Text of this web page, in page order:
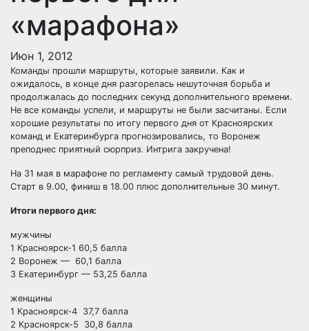
«марафона»
Июн 1, 2012
Команды прошли маршруты, которые заявили. Как и
ожидалось, в конце дня разгорелась нешуточная борьба и
продолжалась до последних секунд дополнительного времени.
Не все команды успели, и маршруты не были засчитаны. Если
хорошие результаты по итогу первого дня от Красноярских
команд и Екатеринбурга прогнозировались, то Воронеж
преподнес приятный сюрприз. Интрига закручена!
На 31 мая в марафоне по регламенту самый трудовой день.
Старт в 9.00, финиш в 18.00 плюс дополнительные 30 минут.
Итоги первого дня:
мужчины
1 Красноярск-1 60,5 балла
2 Воронеж — 60,1 балла
3 Екатеринбург — 53,25 балла
женщины
1 Красноярск-4 37,7 балла
2 Красноярск-5 30,8 балла